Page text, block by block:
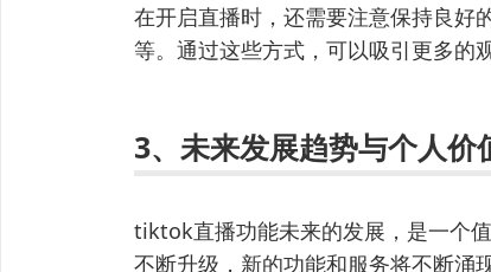
在开启直播时，还需要注意保持良好
等。通过这些方式，可以吸引更多的
3、未来发展趋势与个人价
tiktok直播功能未来的发展，是一个
不断升级，新的功能和服务将不断涌